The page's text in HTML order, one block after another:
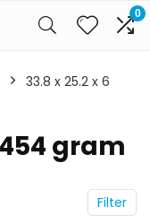
0
33.8 x 25.2 x 6
gram
Filter